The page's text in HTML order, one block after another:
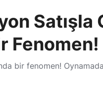
Satışla
Fenomen!
bir fenomen!